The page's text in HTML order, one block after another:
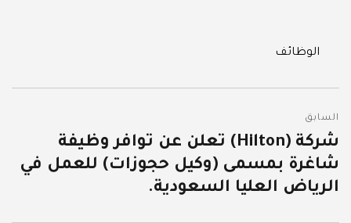
Categories
الوظائف
المقالات
السابق
المقالة
السابقة:
شركة (Hilton) تعلن عن توافر وظيفة
شاغرة بمسمى (وكيل حجوزات) للعمل في
الرياض العليا السعودية.